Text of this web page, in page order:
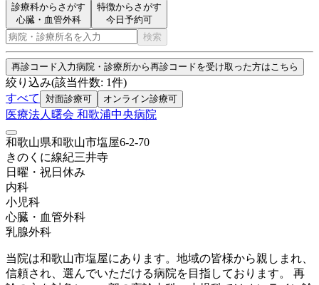
診療科からさがす
心臓・血管外科
特徴からさがす
今日予約可
検索
再診コード入力病院・診療所から再診コードを受け取った方はこちら
絞り込み(該当件数: 1件)
すべて
対面診療可 オンライン診療可
医療法人曙会 和歌浦中央病院
和歌山県和歌山市塩屋6-2-70
きのくに線紀三井寺
日曜・祝日 休み
内科
小児科
心臓・血管外科
乳腺外科
当院は和歌山市塩屋にあります。地域の皆様から親しまれ、
信頼され、選んでいただける病院を目指しております。 再